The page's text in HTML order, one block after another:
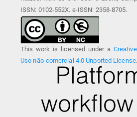
ISSN: 0102-552X. e-ISSN: 2358-8705.
This work is licensed under a
Uso não-comercial 4.0 Unported License.